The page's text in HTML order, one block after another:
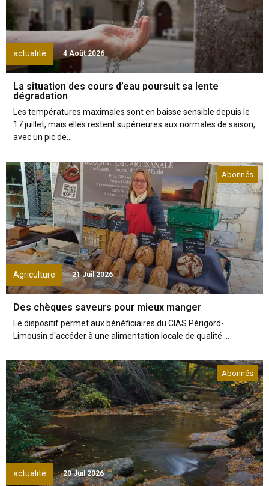
actualité 4 Août 2026
La situation des cours d’eau poursuit sa lente
dégradation
Les températures maximales sont en baisse sensible depuis le
17 juillet, mais elles restent supérieures aux normales de saison,
avec un pic de...
Agriculture
Abonnés
21 Juil 2026
Des chèques saveurs pour mieux manger
Le dispositif permet aux bénéficiaires du CIAS Périgord-
Limousin d'accéder à une alimentation locale de qualité....
actualité
Abonnés
20 Juil 2026